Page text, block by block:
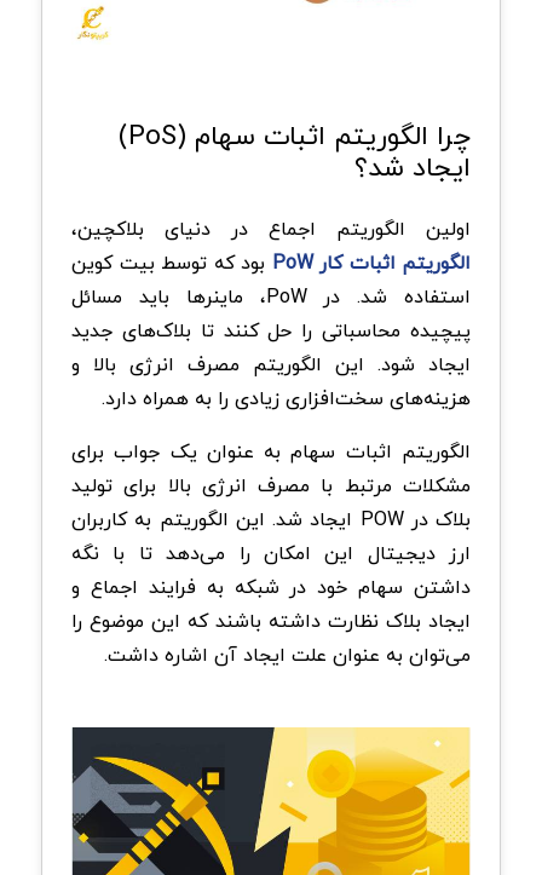
چرا الگوریتم اثبات سهام (PoS)
ایجاد شد؟
اولین الگوریتم اجماع در دنیای بلاکچین،
الگوریتم اثبات کار PoW
بود که توسط بیت‌ کوین
استفاده شد. در PoW، ماینرها باید مسائل
پیچیده محاسباتی را حل کنند تا بلاک‌های جدید
ایجاد شود. این الگوریتم مصرف انرژی بالا و
هزینه‌های سخت‌افزاری زیادی را به همراه دارد.
الگوریتم اثبات سهام به عنوان یک جواب برای
مشکلات مرتبط با مصرف انرژی بالا برای تولید
بلاک در POW ایجاد شد. این الگوریتم به کاربران
ارز دیجیتال این امکان را می‌دهد تا با نگه
داشتن سهام خود در شبکه‌ به فرایند اجماع و
ایجاد بلاک نظارت داشته باشند که این موضوع را
می‌توان به عنوان علت ایجاد آن اشاره داشت.